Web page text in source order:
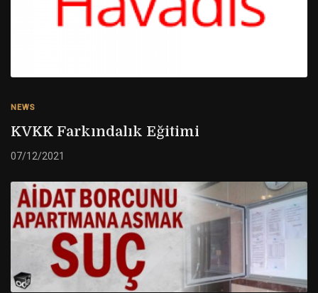
NEWS
KVKK Farkındalık Eğitimi
07/12/2021